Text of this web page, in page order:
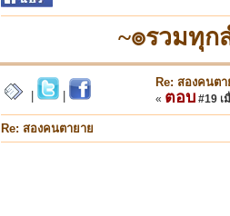
~๏รวมทุ
Re: สองคนต
« ตอบ #19 เ
Re: สองคนตายาย